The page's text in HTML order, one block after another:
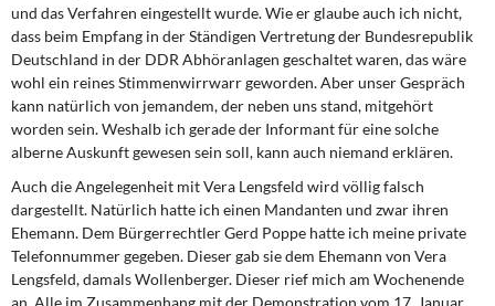
und das Verfahren eingestellt wurde. Wie er glaube auch ich nicht,
dass beim Empfang in der Ständigen Vertretung der Bundesrepublik
Deutschland in der DDR Abhöranlagen geschaltet waren, das wäre
wohl ein reines Stimmenwirrwarr geworden. Aber unser Gespräch
kann natürlich von jemandem, der neben uns stand, mitgehört
worden sein. Weshalb ich gerade der Informant für eine solche
alberne Aus­kunft gewesen sein soll, kann auch niemand erklären.
Auch die Angelegenheit mit Vera Lengsfeld wird völlig falsch
dargestellt. Natürlich hatte ich einen Mandanten und zwar ihren
Ehemann. Dem Bürgerrechtler Gerd Poppe hatte ich meine private
Telefonnummer gegeben. Dieser gab sie dem Ehemann von Vera
Lengsfeld, damals Wollenberger. Dieser rief mich am Wochenende
an. Alle im Zusam­menhang mit der Demonstration vom 17. Januar